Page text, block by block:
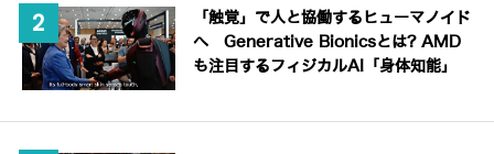
「触覚」で人と協働するヒューマノイド
へ Generative Bionicsとは? AMD
も注目するフィジカルAI「身体知能」